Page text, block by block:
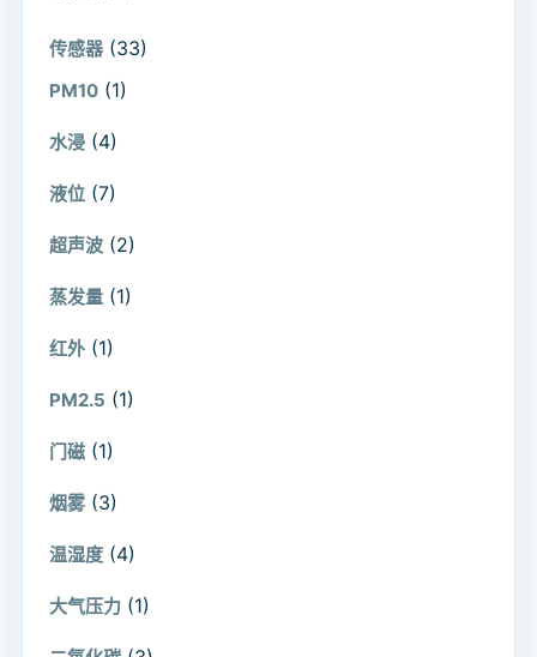
传感器 (33)
PM10 (1)
水浸 (4)
液位 (7)
超声波 (2)
蒸发量 (1)
红外 (1)
PM2.5 (1)
门磁 (1)
烟雾 (3)
温湿度 (4)
大气压力 (1)